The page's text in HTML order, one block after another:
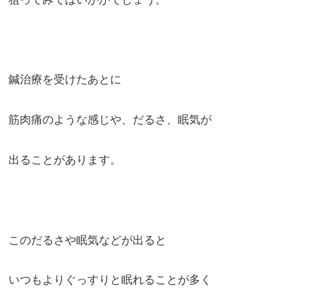
鍼治療を受けたあとに
筋肉痛のような感じや、だるさ、眠気が
出ることがあります。
このだるさや眠気などが出ると
いつもよりぐっすりと眠れることが多く